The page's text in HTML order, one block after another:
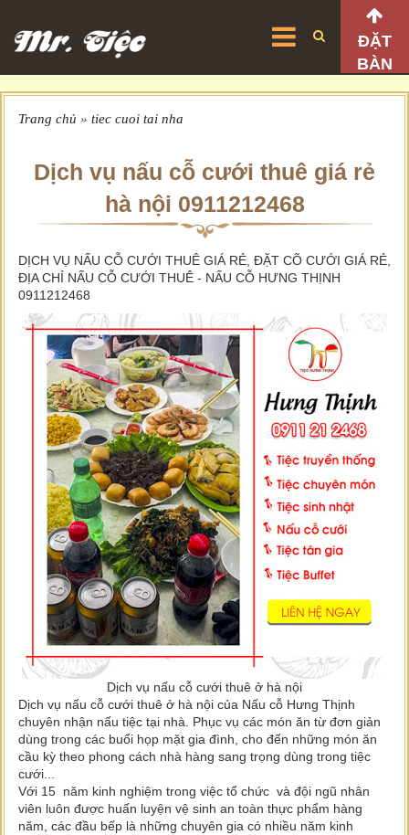
ĐẶT
BÀN
Trang chủ » tiec cuoi tai nha
Dịch vụ nấu cỗ cưới thuê giá rẻ
hà nội 0911212468
DỊCH VỤ NẤU CỖ CƯỚI THUÊ GIÁ RẺ, ĐẶT CÕ CƯỚI GIÁ RẺ,
ĐỊA CHỈ NẤU CỖ CƯỚI THUÊ - NẤU CỖ HƯNG THỊNH
0911212468
Dịch vụ nấu cỗ cưới thuê ở hà nội
Dịch vụ nấu cỗ cưới thuê ở hà nội của Nấu cỗ Hưng Thịnh
chuyên nhận nấu tiệc tại nhà. Phục vụ các món ăn từ đơn giản
dùng trong các buổi họp mặt gia đình, cho đến những món ăn
cầu kỳ theo phong cách nhà hàng sang trọng dùng trong tiệc
cưới...
Với 15 năm kinh nghiệm trong việc tổ chức và đội ngũ nhân
viên luôn được huấn luyện vệ sinh an toàn thực phẩm hàng
năm, các đầu bếp là những chuyên gia có nhiều năm kinh